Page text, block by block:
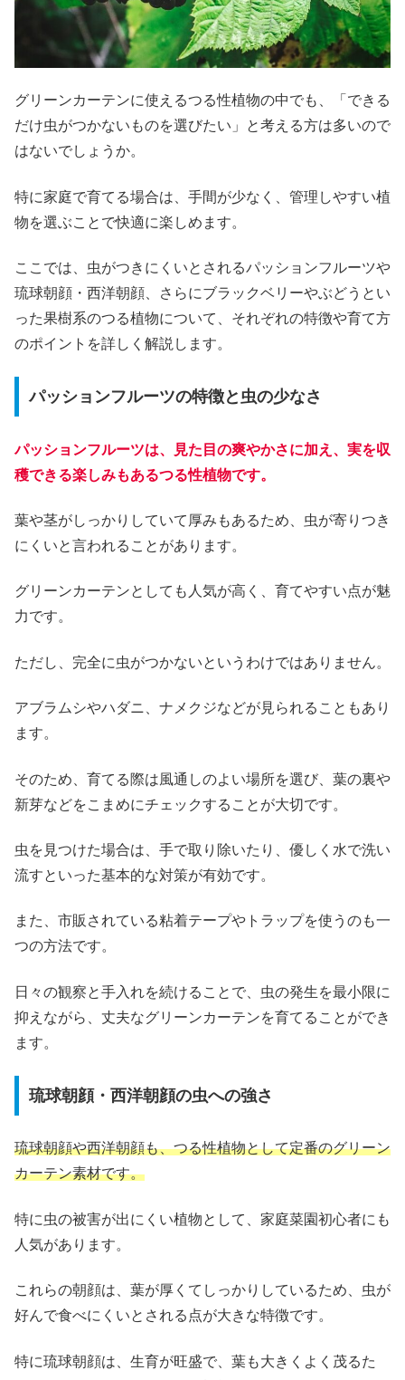
グリーンカーテンに使えるつる性植物の中でも、「できる
だけ虫がつかないものを選びたい」と考える方は多いので
はないでしょうか。
特に家庭で育てる場合は、手間が少なく、管理しやすい植
物を選ぶことで快適に楽しめます。
ここでは、虫がつきにくいとされるパッションフルーツや
琉球朝顔・西洋朝顔、さらにブラックベリーやぶどうとい
った果樹系のつる植物について、それぞれの特徴や育て方
のポイントを詳しく解説します。
パッションフルーツの特徴と虫の少なさ
パッションフルーツは、見た目の爽やかさに加え、実を収
穫できる楽しみもあるつる性植物です。
葉や茎がしっかりしていて厚みもあるため、虫が寄りつき
にくいと言われることがあります。
グリーンカーテンとしても人気が高く、育てやすい点が魅
力です。
ただし、完全に虫がつかないというわけではありません。
アブラムシやハダニ、ナメクジなどが見られることもあり
ます。
そのため、育てる際は風通しのよい場所を選び、葉の裏や
新芽などをこまめにチェックすることが大切です。
虫を見つけた場合は、手で取り除いたり、優しく水で洗い
流すといった基本的な対策が有効です。
また、市販されている粘着テープやトラップを使うのも一
つの方法です。
日々の観察と手入れを続けることで、虫の発生を最小限に
抑えながら、丈夫なグリーンカーテンを育てることができ
ます。
琉球朝顔・西洋朝顔の虫への強さ
琉球朝顔や西洋朝顔も、つる性植物として定番のグリーン
カーテン素材です。
特に虫の被害が出にくい植物として、家庭菜園初心者にも
人気があります。
これらの朝顔は、葉が厚くてしっかりしているため、虫が
好んで食べにくいとされる点が大きな特徴です。
特に琉球朝顔は、生育が旺盛で、葉も大きくよく茂るた